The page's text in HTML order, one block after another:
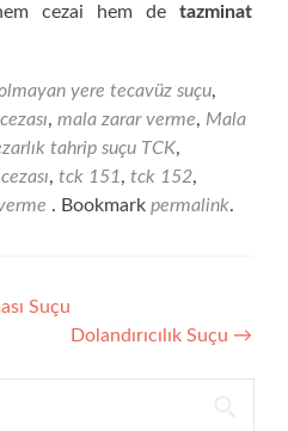
cezai hem de tazminat
yere tecavüz suçu,
, mala zarar verme, Mala
tahrip suçu TCK,
, tck 151, tck 152,
. Bookmark permalink.
Suçu
Dolandırıcılık Suçu →